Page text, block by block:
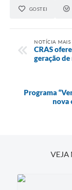
GOSTEI
NOTÍCIA MAIS
CRAS
geração
Programa
nova
VEJA